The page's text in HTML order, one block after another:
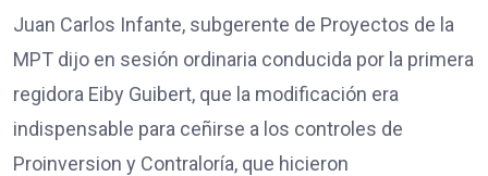
Juan Carlos Infante, subgerente de Proyectos de la
MPT dijo en sesión ordinaria conducida por la primera
regidora Eiby Guibert, que la modificación era
indispensable para ceñirse a los controles de
Proinversion y Contraloría, que hicieron